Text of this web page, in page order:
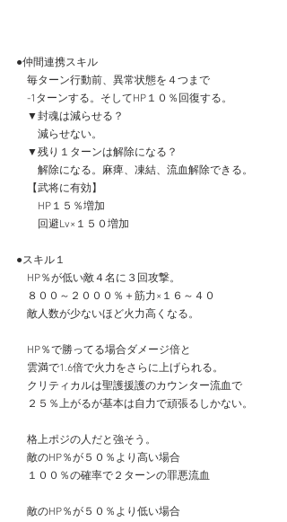
●仲間連携スキル
毎ターン行動前、異常状態を４つまで
-1ターンする。そしてHP１０％回復する。
▼封魂は減らせる？
減らせない。
▼残り１ターンは解除になる？
解除になる。麻痺、凍結、流血解除できる。
【武将に有効】
HP１５％増加
回避Lv×１５０増加
●スキル１
HP％が低い敵４名に３回攻撃。
８００～２０００％＋筋力×１６～４０
敵人数が少ないほど火力高くなる。
HP％で勝ってる場合ダメージ倍と
雲満で1.6倍で火力をさらに上げられる。
クリティカルは聖護援護のカウンター流血で
２５％上がるが基本は自力で頑張るしかない。
格上ポジの人だと強そう。
敵のHP％が５０％より高い場合
１００％の確率で２ターンの罪悪流血
敵のHP％が５０％より低い場合